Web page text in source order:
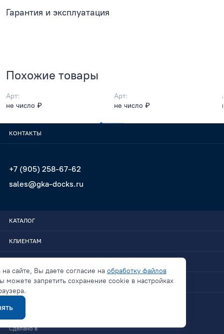
Гарантия и эксплуатация
Похожие товары
Арт:
не число ₽
Арт:
не число ₽
КОНТАКТЫ
+7 (905) 258-67-62
sales@gka-docks.ru
КАТАЛОГ
КЛИЕНТАМ
СВЯЗАТЬСЯ
Политика конфиденциальности
Сделано в
на сайте, Вы даете согласие на обработку файлов
можете запретить сохранение cookie в настройках